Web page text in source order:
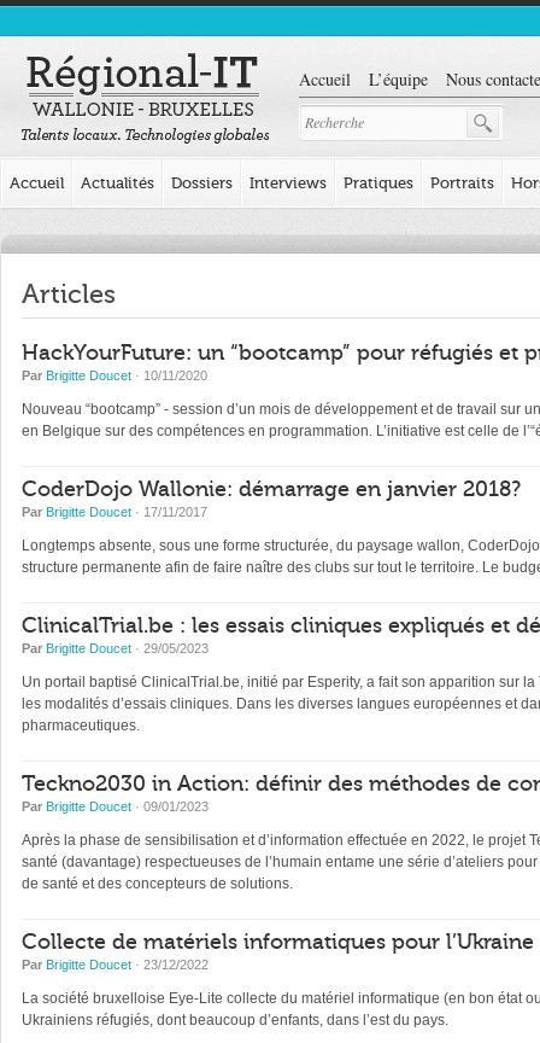
Accueil L’équipe Nous
Accueil Actualités Dossiers Interviews Pratiques Portraits
Articles
HackYourFuture: un “bootcamp” pour réfugiés et
Par Brigitte Doucet · 10/11/2020
Nouveau “bootcamp” - session d’un mois de développement et de travail
en Belgique sur des compétences en programmation. L’initiative est celle de
CoderDojo Wallonie: démarrage en janvier 2018?
Par Brigitte Doucet · 17/11/2017
Longtemps absente, sous une forme structurée, du paysage wallon,
structure permanente afin de faire naître des clubs sur tout le territoire. Le
ClinicalTrial.be : les essais cliniques expliqués et
Par Brigitte Doucet · 29/05/2023
Un portail baptisé ClinicalTrial.be, initié par Esperity, a fait son apparition sur
les modalités d’essais cliniques. Dans les diverses langues européennes et
pharmaceutiques.
Teckno2030 in Action: définir des méthodes de
Par Brigitte Doucet · 09/01/2023
Après la phase de sensibilisation et d’information effectuée en 2022, le projet
santé (davantage) respectueuses de l’humain entame une série d’ateliers
de santé et des concepteurs de solutions.
Collecte de matériels informatiques pour l’Ukraine
Par Brigitte Doucet · 23/12/2022
La société bruxelloise Eye-Lite collecte du matériel informatique (en bon état
Ukrainiens réfugiés, dont beaucoup d’enfants, dans l’est du pays.